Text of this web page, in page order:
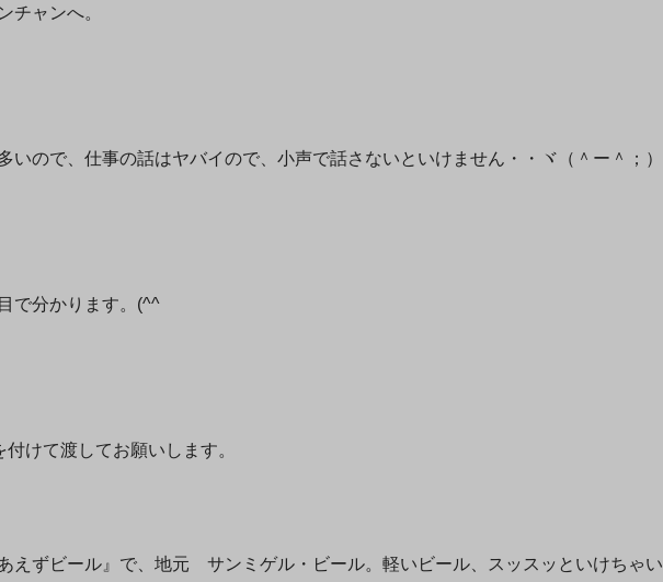
チャンへ。
いので、仕事の話はヤバイので、小声で話さないといけません・・ヾ（＾ー＾；）
分かります。(^^ゞ
けて渡してお願いします。
えずビール』で、地元 サンミゲル・ビール。軽いビール、スッスッといけちゃい